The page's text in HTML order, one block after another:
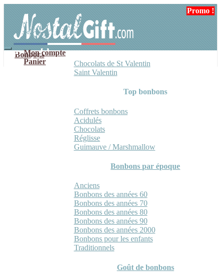
navigation
contenu
Mon compte
Panier
Bonbons
Chocolats de St Valentin
Saint Valentin
Top bonbons
Coffrets bonbons
Acidulés
Chocolats
Réglisse
Guimauve / Marshmallow
Bonbons par époque
Anciens
Bonbons des années 60
Bonbons des années 70
Bonbons des années 80
Bonbons des années 90
Bonbons des années 2000
Bonbons pour les enfants
Traditionnels
Goût de bonbons
Promo !
Promo !